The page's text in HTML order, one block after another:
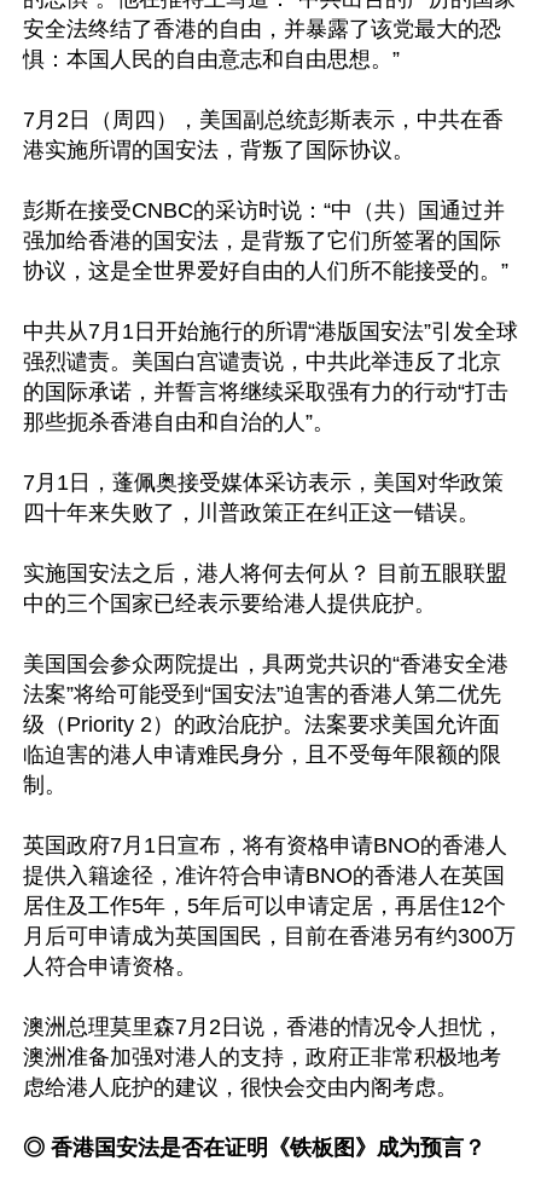
安全法终结了香港的自由，并暴露了该党最大的恐
惧：本国人民的自由意志和自由思想。”
7月2日（周四），美国副总统彭斯表示，中共在香
港实施所谓的国安法，背叛了国际协议。
彭斯在接受CNBC的采访时说：“中（共）国通过并
强加给香港的国安法，是背叛了它们所签署的国际
协议，这是全世界爱好自由的人们所不能接受的。”
中共从7月1日开始施行的所谓“港版国安法”引发全球
强烈谴责。美国白宫谴责说，中共此举违反了北京
的国际承诺，并誓言将继续采取强有力的行动“打击
那些扼杀香港自由和自治的人”。
7月1日，蓬佩奥接受媒体采访表示，美国对华政策
四十年来失败了，川普政策正在纠正这一错误。
实施国安法之后，港人将何去何从？ 目前五眼联盟
中的三个国家已经表示要给港人提供庇护。
美国国会参众两院提出，具两党共识的“香港安全港
法案”将给可能受到“国安法”迫害的香港人第二优先
级（Priority 2）的政治庇护。法案要求美国允许面
临迫害的港人申请难民身分，且不受每年限额的限
制。
英国政府7月1日宣布，将有资格申请BNO的香港人
提供入籍途径，准许符合申请BNO的香港人在英国
居住及工作5年，5年后可以申请定居，再居住12个
月后可申请成为英国国民，目前在香港另有约300万
人符合申请资格。
澳洲总理莫里森7月2日说，香港的情况令人担忧，
澳洲准备加强对港人的支持，政府正非常积极地考
虑给港人庇护的建议，很快会交由内阁考虑。
◎ 香港国安法是否在证明《铁板图》成为预言？